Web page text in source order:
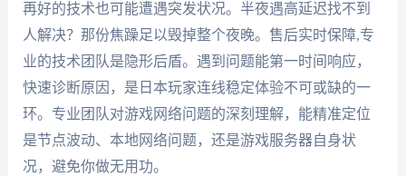
再好的技术也可能遭遇突发状况。半夜遇高延迟找不到
人解决？那份焦躁足以毁掉整个夜晚。售后实时保障,专
业的技术团队是隐形后盾。遇到问题能第一时间响应，
快速诊断原因，是日本玩家连线稳定体验不可或缺的一
环。专业团队对游戏网络问题的深刻理解，能精准定位
是节点波动、本地网络问题，还是游戏服务器自身状
况，避免你做无用功。